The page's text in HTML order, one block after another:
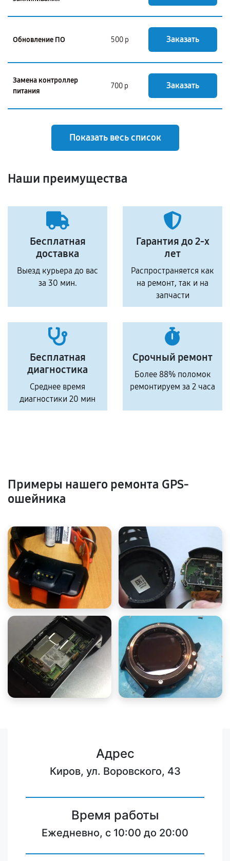
Обновление ПО 500 р Заказать
Замена контроллер
питания
700 р Заказать
Показать весь список
Наши преимущества
Бесплатная
доставка
Выезд курьера до вас
за 30 мин.
Гарантия до 2-х
лет
Распространяется как
на ремонт, так и на
запчасти
Бесплатная
диагностика
Среднее время
диагностики 20 мин
Срочный ремонт
Более 88% поломок
ремонтируем за 2 часа
Примеры нашего ремонта GPS-
ошейника
Адрес
Киров, ул. Воровского, 43
Время работы
Ежедневно, с 10:00 до 20:00